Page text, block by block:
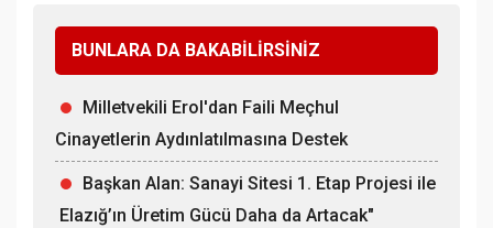
BUNLARA DA BAKABİLİRSİNİZ
Milletvekili Erol'dan Faili Meçhul
Cinayetlerin Aydınlatılmasına Destek
Başkan Alan: Sanayi Sitesi 1. Etap Projesi ile
Elazığ’ın Üretim Gücü Daha da Artacak"